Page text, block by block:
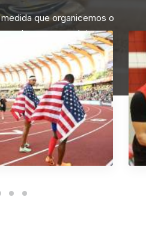
que organicemos o
de eventos próximos